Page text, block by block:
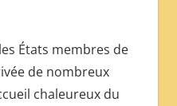
États membres de
de nombreux
chaleureux du